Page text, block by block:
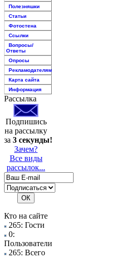
Полезняшки
Статьи
Фотостена
Ссылки
Вопросы/
Ответы
Опросы
Рекламодателям
Карта сайта
Информация
Рассылка
Подпишись
на рассылку
за 3 секунды!
Зачем?
Все виды
рассылок...
Кто на сайте
265: Гости
0:
Пользователи
265: Всего